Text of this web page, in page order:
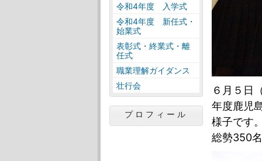
６月５日
年度鹿児
様子です
総勢350
令和4年度 入学式
令和4年度 新任式・
始業式
表彰式・終業式・離
任式
職業理解ガイダンス
壮行会
プロフィール